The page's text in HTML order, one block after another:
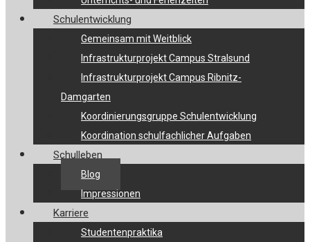
Schulentwicklung
Gemeinsam mit Weitblick
Infrastrukturprojekt Campus Stralsund
Infrastrukturprojekt Campus Ribnitz-
Damgarten
Koordinierungsgruppe Schulentwicklung
Koordination schulfachlicher Aufgaben
Schulleben
Blog
Impressionen
Karriere
Studentenpraktika